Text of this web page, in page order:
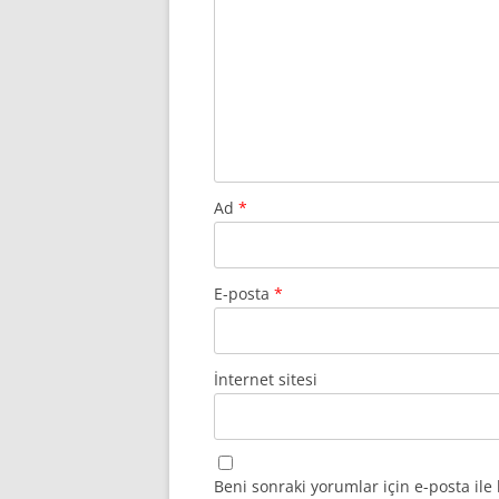
Ad *
E-posta *
İnternet sitesi
Beni sonraki yorumlar için e-posta